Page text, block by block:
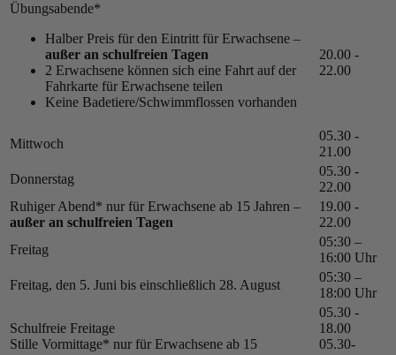
Übungsabende*
Halber Preis für den Eintritt für Erwachsene –
außer an schulfreien Tagen
2 Erwachsene können sich eine Fahrt auf der
Fahrkarte für Erwachsene teilen
Keine Badetiere/Schwimmflossen vorhanden
20.00 -
22.00
Mittwoch
05.30 -
21.00
Donnerstag
05.30 -
22.00
Ruhiger Abend* nur für Erwachsene ab 15 Jahren –
außer an schulfreien Tagen
19.00 -
22.00
Freitag
05:30 –
16:00 Uhr
Freitag, den 5. Juni bis einschließlich 28. August
05:30 –
18:00 Uhr
Schulfreie Freitage
Stille Vormittage* nur für Erwachsene ab 15
05.30 -
18.00
05.30-